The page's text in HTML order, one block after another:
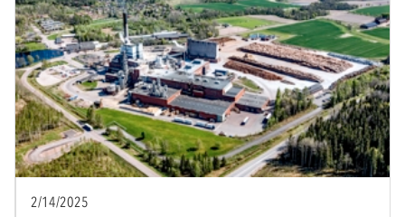
2/14/2025